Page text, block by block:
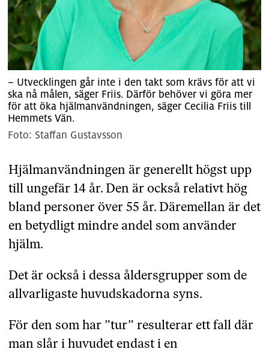
– Utvecklingen går inte i den takt som krävs för att vi
ska nå målen, säger Friis. Därför behöver vi göra mer
för att öka hjälmanvändningen, säger Cecilia Friis till
Hemmets Vän.
Staffan Gustavsson
Hjälmanvändningen är generellt högst upp
till ungefär 14 år. Den är också relativt hög
bland personer över 55 år. Däremellan är det
en betydligt mindre andel som använder
hjälm.
Det är också i dessa åldersgrupper som de
allvarligaste huvudskadorna syns.
För den som har ”tur” resulterar ett fall där
man slår i huvudet endast i en